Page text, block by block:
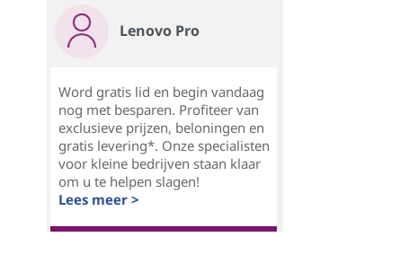
Lenovo Pro
Word gratis lid en begin vandaag
nog met besparen. Profiteer van
exclusieve prijzen, beloningen en
gratis levering*. Onze specialisten
voor kleine bedrijven staan klaar
om u te helpen slagen!
Lees meer >